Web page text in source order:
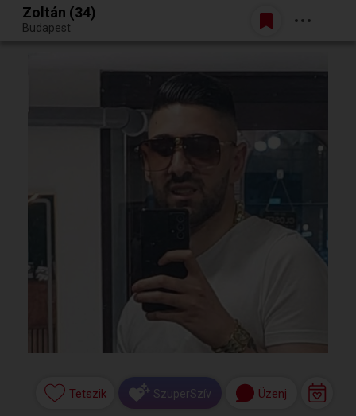
Egy jó randiból bármi lehet.
Belépés
Zoltán (34)
Budapest
Tetszik SzuperSzív Üzenj